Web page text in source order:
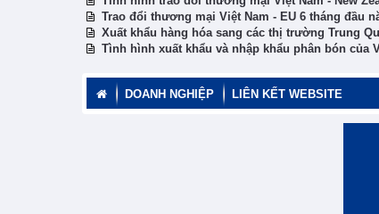
Trao đổi thương mại Việt Nam - EU 6 tháng đầu
Xuất khẩu hàng hóa sang các thị trường Trung
Tình hình xuất khẩu và nhập khẩu phân bón của
DOANH NGHIỆP LIÊN KẾT WEBSITE